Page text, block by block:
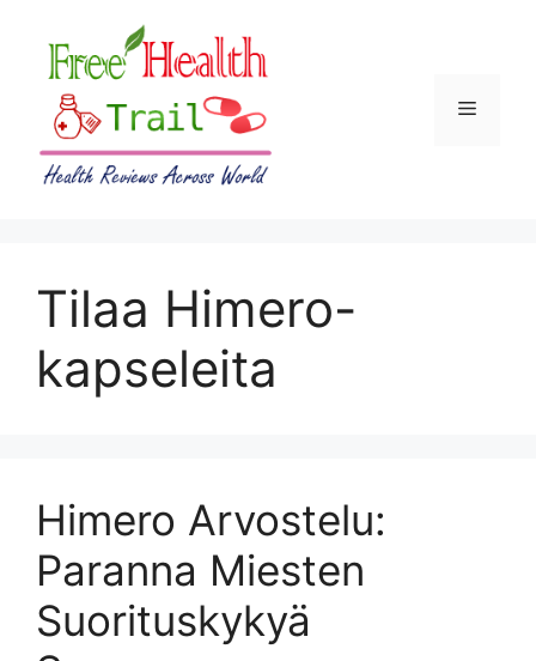
content
Menu
Tilaa Himero-
kapseleita
Himero Arvostelu:
Paranna Miesten
Suorituskykyä